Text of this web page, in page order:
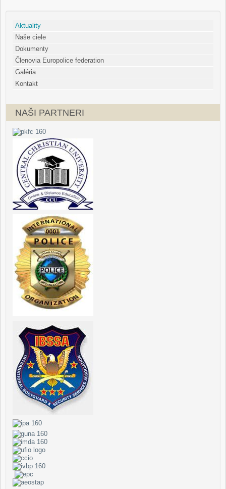
Aktuality
Naše ciele
Dokumenty
Členovia Europolice federation
Galéria
Kontakt
NAŠI PARTNERI